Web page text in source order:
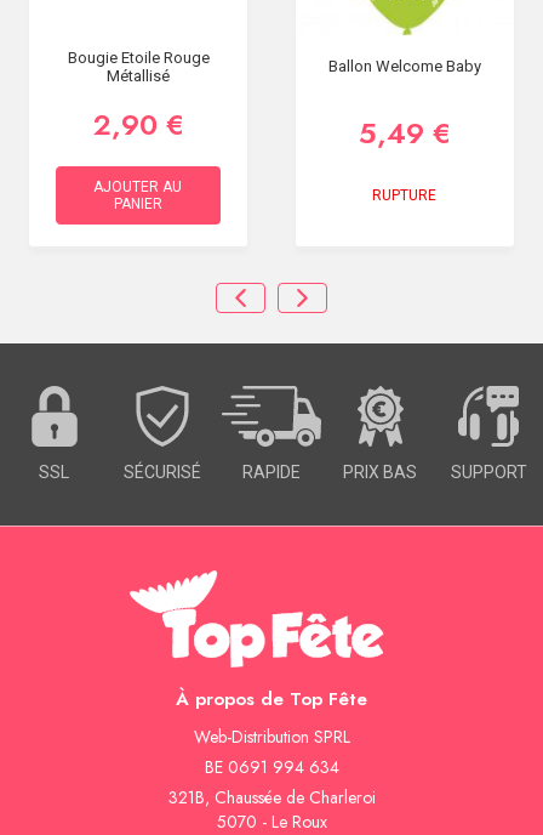
Bougie Etoile Rouge
Métallisé
2,90 €
AJOUTER AU
PANIER
Ballon Welcome Baby
5,49 €
RUPTURE
SSL SÉCURISÉ RAPIDE PRIX BAS SUPPORT
À propos de Top Fête
Web-Distribution SPRL
BE 0691 994 634
321B, Chaussée de Charleroi
5070 - Le Roux